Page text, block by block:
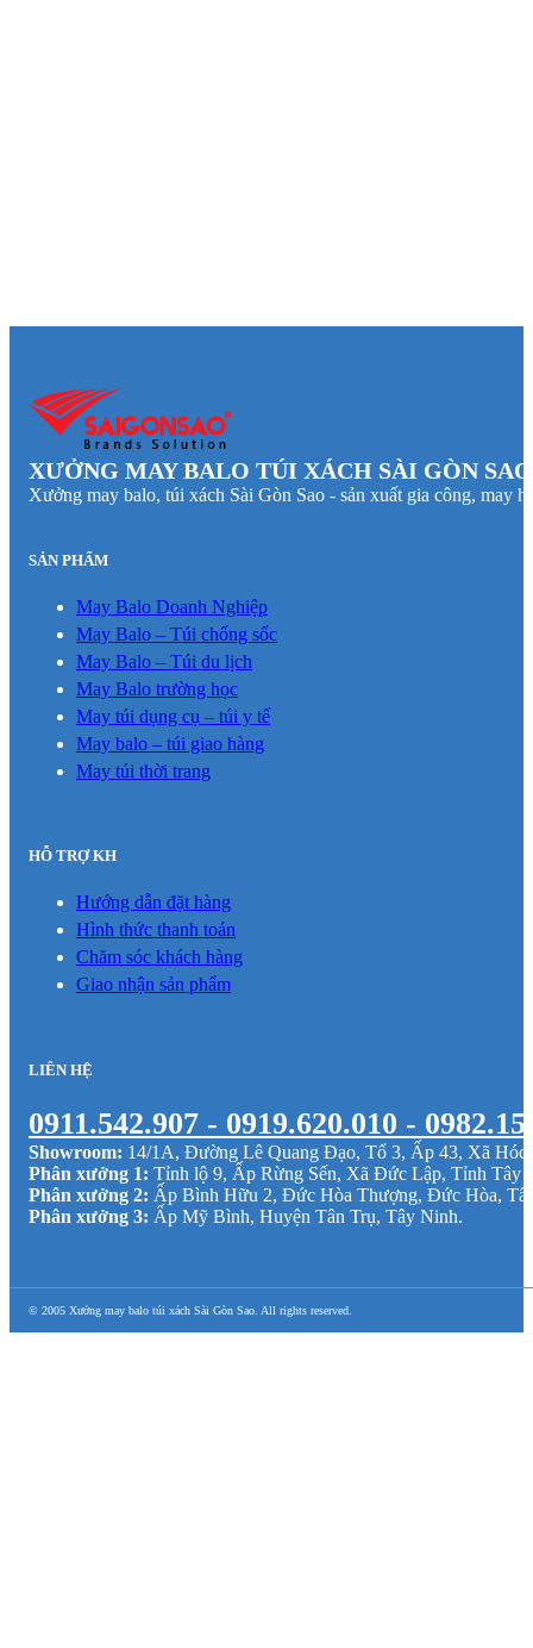
XƯỞNG MAY BALO TÚI XÁCH SÀI GÒN
Xưởng may balo, túi xách Sài Gòn Sao - sản xuất gia công, may
SẢN PHẨM
May Balo Doanh Nghiệp
May Balo – Túi chống sốc
May Balo – Túi du lịch
May Balo trường học
May túi dụng cụ – túi y tế
May balo – túi giao hàng
May túi thời trang
HỖ TRỢ KH
Hướng dẫn đặt hàng
Hình thức thanh toán
Chăm sóc khách hàng
Giao nhận sản phẩm
LIÊN HỆ
0911.542.907 - 0919.620.010 -
Showroom: 14/1A, Đường Lê Quang Đạo, Tổ 3, Ấp 43, Xã Hóc
Phân xưởng 1: Tỉnh lộ 9, Ấp Rừng Sến, Xã Đức Lập, Tỉnh Tây
Phân xưởng 2: Ấp Bình Hữu 2, Đức Hòa Thượng, Đức Hòa,
Phân xưởng 3: Ấp Mỹ Bình, Huyện Tân Trụ, Tây Ninh.
© 2005 Xưởng may balo túi xách Sài Gòn Sao. All rights reserved.